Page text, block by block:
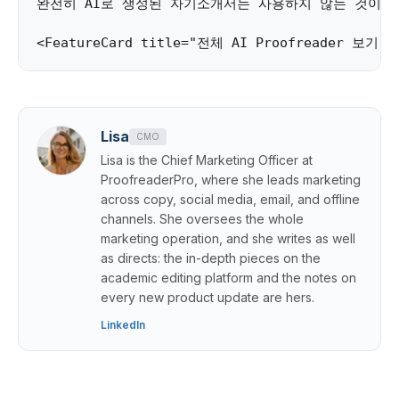
완전히 AI로 생성된 자기소개서는 사용하지 않는 것이
Lisa CMO
Lisa is the Chief Marketing Officer at
ProofreaderPro, where she leads marketing
across copy, social media, email, and offline
channels. She oversees the whole
marketing operation, and she writes as well
as directs: the in-depth pieces on the
academic editing platform and the notes on
every new product update are hers.
LinkedIn